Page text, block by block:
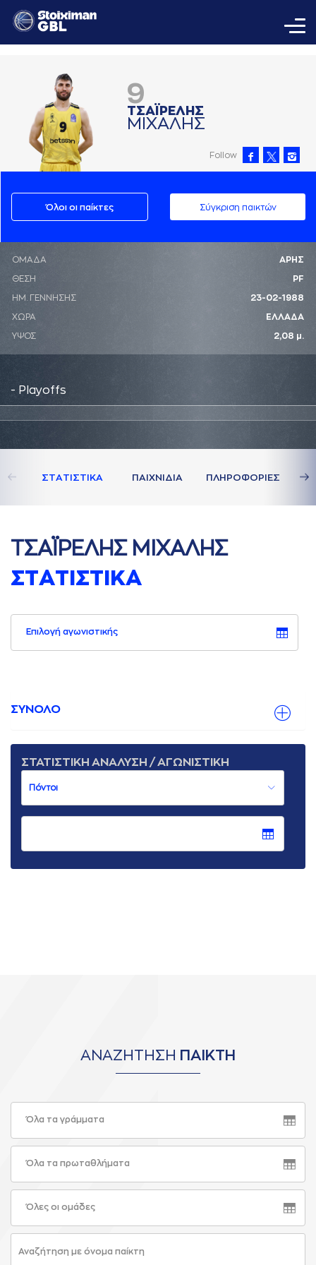
9
ΤΣAΪΡΕΛΗΣ
ΜΙΧAΛΗΣ
Follow
Όλοι οι παίκτες Σύγκριση παικτών
ΟΜΑΔΑ ΑΡΗΣ
ΘΕΣΗ PF
ΗΜ. ΓΕΝΝΗΣΗΣ 23-02-1988
ΧΩΡΑ ΕΛΛΑΔΑ
ΥΨΟΣ 2,08 μ.
- Playoffs
ΣΤAΤΙΣΤΙΚA ΠAΙΧΝΙΔΙA ΠΛΗΡΟΦΟΡΙΕΣ
ΤΣAΪΡΕΛΗΣ ΜΙΧAΛΗΣ
ΣΤAΤΙΣΤΙΚA
Επιλογή αγωνιστικής
ΣΥΝΟΛΟ
ΣΤΑΤΙΣΤΙΚΗ ΑΝΑΛΥΣΗ / ΑΓΩΝΙΣΤΙΚΗ
ΑΝΑΖΗΤΗΣΗ ΠΑΙΚΤΗ
Όλα τα γράμματα
Όλα τα πρωταθλήματα
Όλες οι ομάδες